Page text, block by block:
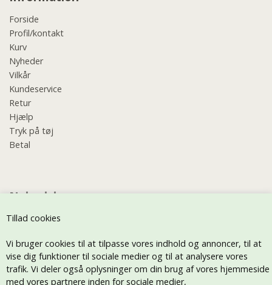
Tillad cookies
Vi bruger cookies til at tilpasse vores indhold og annoncer, til at
vise dig funktioner til sociale medier og til at analysere vores
trafik. Vi deler også oplysninger om din brug af vores hjemmeside
med vores partnere inden for sociale medier,
Forside
Profil/kontakt
Kurv
Nyheder
Vilkår
Kundeservice
Retur
Hjælp
Tryk på tøj
Betal
Nyhedsbrev